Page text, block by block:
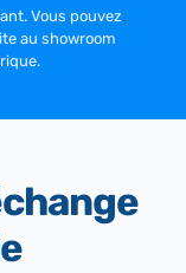
Vous pouvez
au showroom